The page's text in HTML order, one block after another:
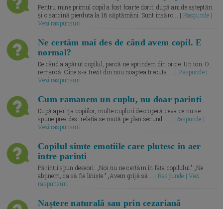
Pentru mine primul copil a fost foarte dorit, după ani de așteptări
și o sarcină pierduta la 16 săptămâni. Sunt însărc... | Raspunde |
Vezi raspunsuri
Ne certăm mai des de când avem copil. E
normal?
De când a apărut copilul, parcă ne aprindem din orice. Un ton. O
remarcă. Cine s-a trezit din nou noaptea trecuta.... |Raspunde |
Vezi raspunsuri
Cum ramanem un cuplu, nu doar parinti
După apariția copiilor, multe cupluri descoperă ceva ce nu se
spune prea des: relația se mută pe plan secund. ... |Raspunde |
Vezi raspunsuri
Copilul simte emotiile care plutesc in aer
intre parinti
Părinții spun deseori: „Noi nu ne certăm în fața copilului.” „Ne
abținem, ca să fie liniște.” „Avem grijă să... | Raspunde | Vezi
raspunsuri
Naștere naturală sau prin cezariană